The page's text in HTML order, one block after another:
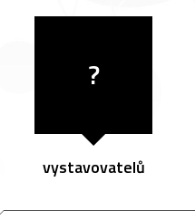
?
vystavovatelů